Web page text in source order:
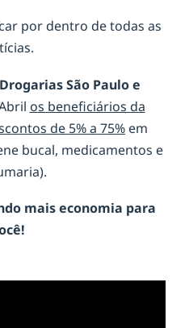
por dentro de todas as
Drogarias São Paulo e
os beneficiários da
de 5% a 75% em
bucal, medicamentos e
mais economia para